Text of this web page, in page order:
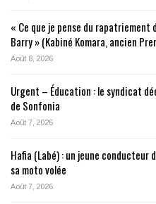
« Ce que je pense du rapatriement
Barry » (Kabiné Komara, ancien
Août 8, 2026
Urgent – Éducation : le syndicat
de Sonfonia
Août 7, 2026
Hafia (Labé) : un jeune
sa moto volée
Août 7, 2026